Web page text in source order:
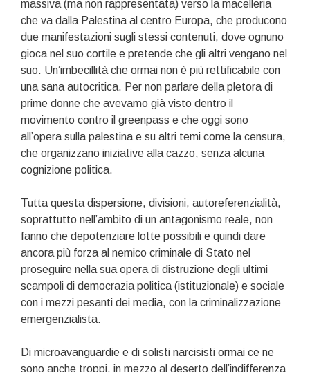
massiva (ma non rappresentata) verso la macelleria
che va dalla Palestina al centro Europa, che producono
due manifestazioni sugli stessi contenuti, dove ognuno
gioca nel suo cortile e pretende che gli altri vengano nel
suo. Un’imbecillità che ormai non è più rettificabile con
una sana autocritica. Per non parlare della pletora di
prime donne che avevamo già visto dentro il
movimento contro il greenpass e che oggi sono
all’opera sulla palestina e su altri temi come la censura,
che organizzano iniziative alla cazzo, senza alcuna
cognizione politica.
Tutta questa dispersione, divisioni, autoreferenzialità,
soprattutto nell’ambito di un antagonismo reale, non
fanno che depotenziare lotte possibili e quindi dare
ancora più forza al nemico criminale di Stato nel
proseguire nella sua opera di distruzione degli ultimi
scampoli di democrazia politica (istituzionale) e sociale
con i mezzi pesanti dei media, con la criminalizzazione
emergenzialista.
Di microavanguardie e di solisti narcisisti ormai ce ne
sono anche troppi, in mezzo al deserto dell’indifferenza